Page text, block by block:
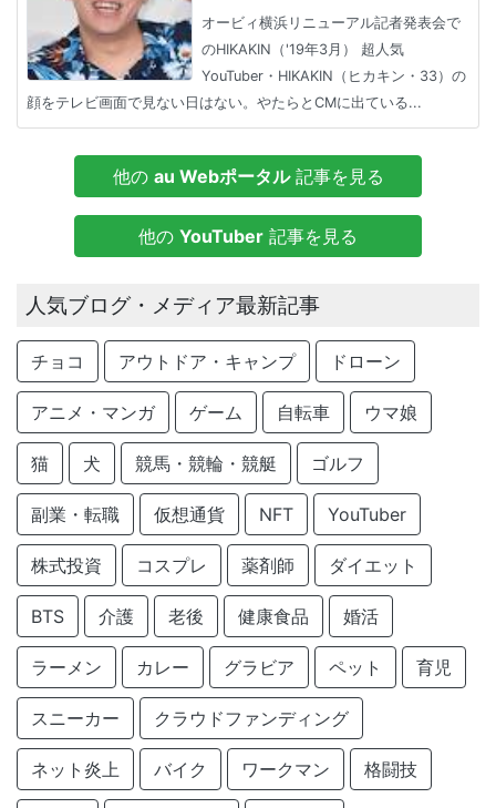
オービィ横浜リニューアル記者発表会で
のHIKAKIN（'19年3月） 超人気
YouTuber・HIKAKIN（ヒカキン・33）の
顔をテレビ画面で見ない日はない。やたらとCMに出ている...
他の au Webポータル記事を見る
他の YouTuber 記事を見る
人気ブログ・メディア最新記事
チョコ アウトドア・キャンプ ドローン
アニメ・マンガ ゲーム 自転車 ウマ娘
猫 犬 競馬・競輪・競艇 ゴルフ
副業・転職 仮想通貨 NFT YouTuber
株式投資 コスプレ 薬剤師 ダイエット
BTS 介護 老後 健康食品 婚活
ラーメン カレー グラビア ペット 育児
スニーカー クラウドファンディング
ネット炎上 バイク ワークマン 格闘技